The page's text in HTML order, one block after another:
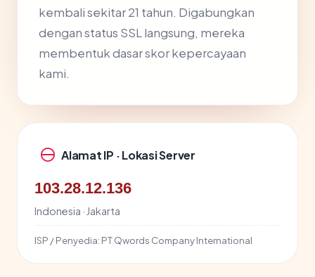
kembali sekitar 21 tahun. Digabungkan
dengan status SSL langsung, mereka
membentuk dasar skor kepercayaan
kami.
Alamat IP · Lokasi Server
103.28.12.136
Indonesia · Jakarta
ISP / Penyedia: PT Qwords Company International